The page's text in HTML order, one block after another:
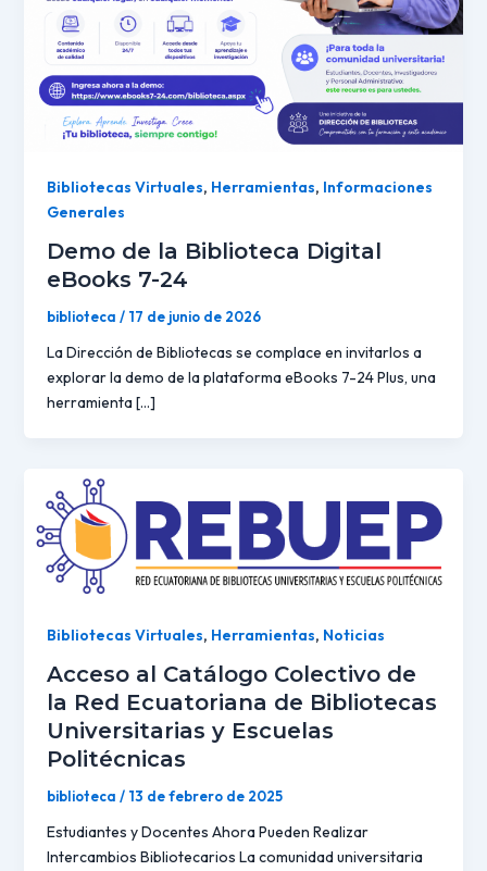
Bibliotecas Virtuales, Herramientas, Informaciones
Generales
Demo de la Biblioteca Digital
eBooks 7-24
biblioteca / 17 de junio de 2026
La Dirección de Bibliotecas se complace en invitarlos a
explorar la demo de la plataforma eBooks 7-24 Plus, una
herramienta […]
Bibliotecas Virtuales, Herramientas, Noticias
Acceso al Catálogo Colectivo de
la Red Ecuatoriana de Bibliotecas
Universitarias y Escuelas
Politécnicas
biblioteca / 13 de febrero de 2025
Estudiantes y Docentes Ahora Pueden Realizar
Intercambios Bibliotecarios La comunidad universitaria